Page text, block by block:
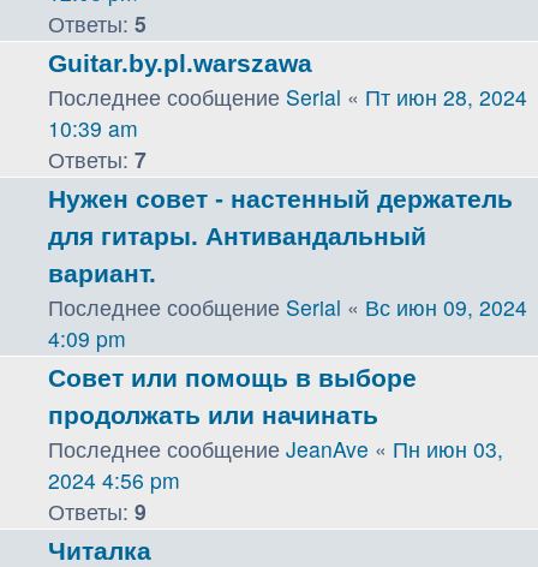
Ответы: 5
Guitar.by.pl.warszawa
Последнее сообщение Serial « Пт июн 28, 2024
10:39 am
Ответы: 7
Нужен совет - настенный держатель
для гитары. Антивандальный
вариант.
Последнее сообщение Serial « Вс июн 09, 2024
4:09 pm
Совет или помощь в выборе
продолжать или начинать
Последнее сообщение JeanAve « Пн июн 03,
2024 4:56 pm
Ответы: 9
Читалка